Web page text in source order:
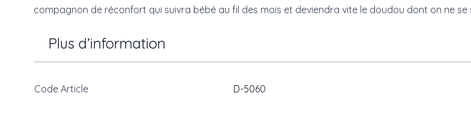
compagnon de réconfort qui suivra bébé au fil des mois et deviendra vite le doudou dont on ne se
Plus d’information
Code Article D-5060